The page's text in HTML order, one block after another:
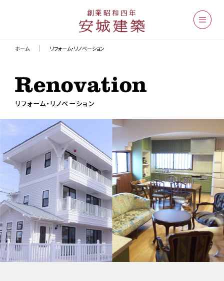
創業昭和四年
ホーム リフォーム・リノベーション
リフォーム・リノベーション